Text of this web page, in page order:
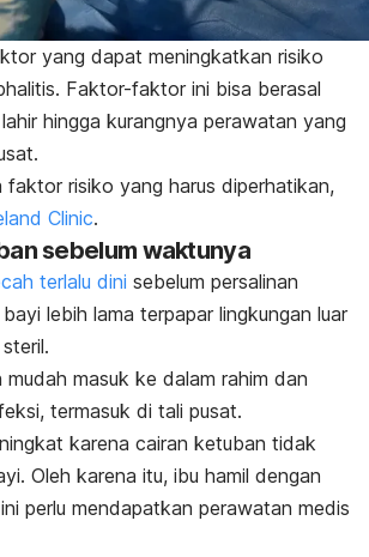
yang dapat meningkatkan risiko
Faktor-faktor ini bisa berasal
hingga kurangnya perawatan yang
faktor risiko yang harus diperhatikan,
Clinic.
sebelum waktunya
terlalu dini sebelum persalinan
lebih lama terpapar lingkungan luar
masuk ke dalam rahim dan
termasuk di tali pusat.
karena cairan ketuban tidak
Oleh karena itu, ibu hamil dengan
perlu mendapatkan perawatan medis